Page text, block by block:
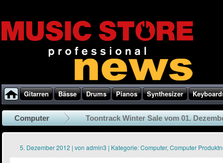
Gitarren Bässe Drums Pianos Synthesizer
Computer Toontrack Winter Sale vom 01.
5. Dezember 2012 | von admin3 | Kategorie:Computer, Computer